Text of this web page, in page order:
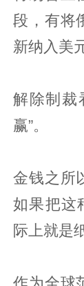
段，有将
新纳入美
解除制裁
赢”。
金钱之所
如果把这
际上就是